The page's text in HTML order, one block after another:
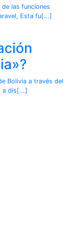
las funciones
Esta fu[...]
Bolivia a través del
a dis[...]